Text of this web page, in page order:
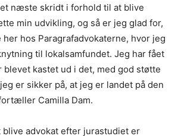
næste skridt i forhold til at blive
min udvikling, og så er jeg glad for,
hos Paragrafadvokaterne, hvor jeg
til lokalsamfundet. Jeg har fået
blevet kastet ud i det, med god støtte
er sikker på, at jeg er landet på den
Camilla Dam.
blive advokat efter jurastudiet er